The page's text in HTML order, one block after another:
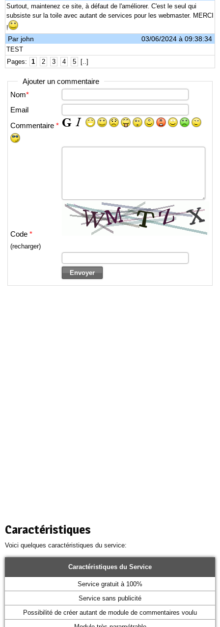
Surtout, maintenez ce site, à défaut de l'améliorer. C'est le seul qui
subsiste sur la toile avec autant de services pour les webmaster. MERCI
!
Par john 03/06/2024 à 09:38:34
TEST
Pages:
1 2 3 4 5 [..]
Ajouter un commentaire
Nom*
Email
Commentaire *
Code *
(recharger)
Caractéristiques
Voici quelques caractéristiques du service:
Caractéristiques du Service
Service gratuit à 100%
Service sans publicité
Possibilité de créer autant de module de commentaires voulu